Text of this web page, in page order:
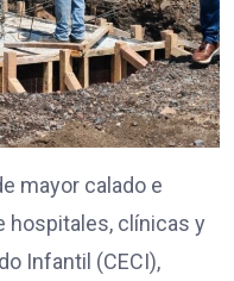
mayor calado e
hospitales, clínicas y
Infantil (CECI),